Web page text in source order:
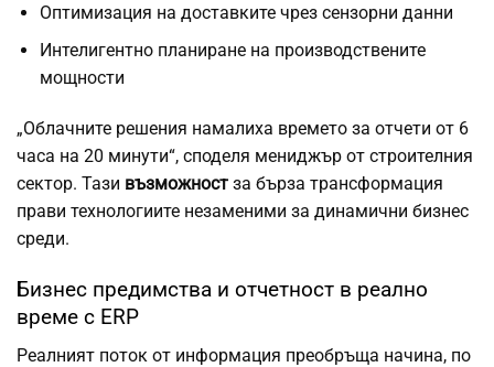
Оптимизация на доставките чрез сензорни данни
Интелигентно планиране на производствените
мощности
„Облачните решения намалиха времето за отчети от 6
часа на 20 минути“, споделя мениджър от строителния
сектор. Тази възможност за бърза трансформация
прави технологиите незаменими за динамични бизнес
среди.
Бизнес предимства и отчетност в реално
време с ERP
Реалният поток от информация преобръща начина, по